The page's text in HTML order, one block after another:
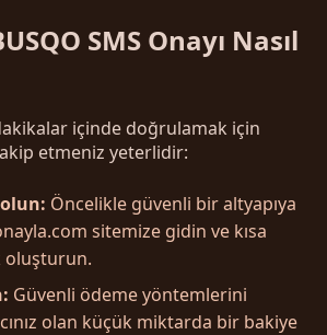
SMS Onayı Nasıl
dakikalar içinde doğrulamak için
etmeniz yeterlidir:
Öncelikle güvenli bir altyapıya
sitemize gidin ve kısa
oluşturun.
Güvenli ödeme yöntemlerini
olan küçük miktarda bir bakiye